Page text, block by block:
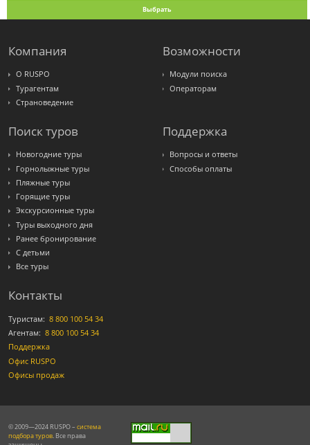
Выбрать
Компания
О RUSPO
Турагентам
Страноведение
Возможности
Модули поиска
Операторам
Поиск туров
Новогодние туры
Горнолыжные туры
Пляжные туры
Горящие туры
Экскурсионные туры
Туры выходного дня
Ранее бронирование
С детьми
Все туры
Поддержка
Вопросы и ответы
Способы оплаты
Контакты
Туристам: 8 800 100 54 34
Агентам: 8 800 100 54 34
Поддержка
Офис RUSPO
Офисы продаж
© 2009—2024 RUSPO – система
подбора туров. Все права